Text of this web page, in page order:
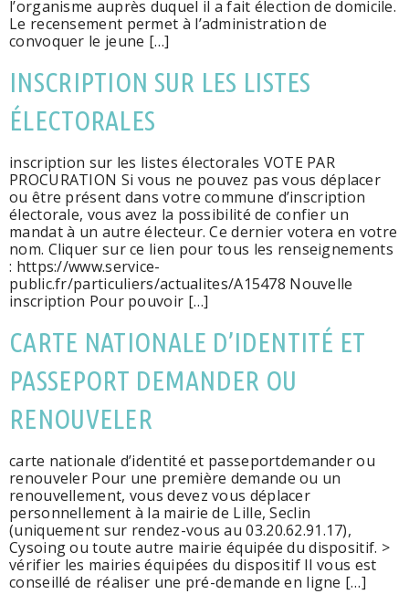
l’organisme auprès duquel il a fait élection de domicile.
Le recensement permet à l’administration de
convoquer le jeune […]
INSCRIPTION SUR LES LISTES
ÉLECTORALES
inscription sur les listes électorales VOTE PAR
PROCURATION Si vous ne pouvez pas vous déplacer
ou être présent dans votre commune d’inscription
électorale, vous avez la possibilité de confier un
mandat à un autre électeur. Ce dernier votera en votre
nom. Cliquer sur ce lien pour tous les renseignements
: https://www.service-
public.fr/particuliers/actualites/A15478 Nouvelle
inscription Pour pouvoir […]
CARTE NATIONALE D’IDENTITÉ ET
PASSEPORT DEMANDER OU
RENOUVELER
carte nationale d’identité et passeportdemander ou
renouveler Pour une première demande ou un
renouvellement, vous devez vous déplacer
personnellement à la mairie de Lille, Seclin
(uniquement sur rendez-vous au 03.20.62.91.17),
Cysoing ou toute autre mairie équipée du dispositif. >
vérifier les mairies équipées du dispositif Il vous est
conseillé de réaliser une pré-demande en ligne […]